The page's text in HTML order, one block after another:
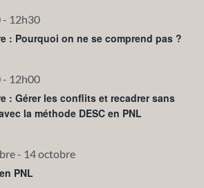
- 12h30
: Pourquoi on ne se comprend pas ?
- 12h00
: Gérer les conflits et recadrer sans
la méthode DESC en PNL
- 14 octobre
PNL